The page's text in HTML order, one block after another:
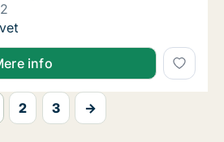
andelsbolig til salg i 9000
info
2 3 →